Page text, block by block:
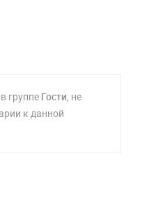
группе Гости, не
к данной